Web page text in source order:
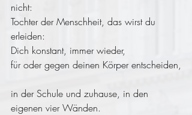
nicht:
Tochter der Menschheit, das wirst du
erleiden:
Dich konstant, immer wieder,
für oder gegen deinen Körper entscheiden,
in der Schule und zuhause, in den
eigenen vier Wänden.